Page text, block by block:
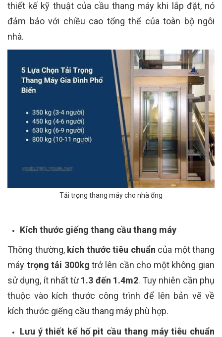
thiết kế kỹ thuật của cầu thang máy khi lắp đặt, nó
đảm bảo với chiều cao tổng thể của toàn bộ ngôi
nhà.
Tải trọng thang máy cho nhà ống
Kích thước giếng thang cầu thang máy
Thông thường, kích thước tiêu chuẩn của một thang
máy trọng tải 300kg trở lên cần cho một không gian
sử dụng, ít nhất từ1.3 đến 1.4m2. Tuy nhiên cần phụ
thuộc vào kích thước công trình để lên bản vẽ về
kích thước giếng cầu thang máy phù hợp.
Lưu ý thiết kế hố pit cầu thang máy tiêu chuẩn